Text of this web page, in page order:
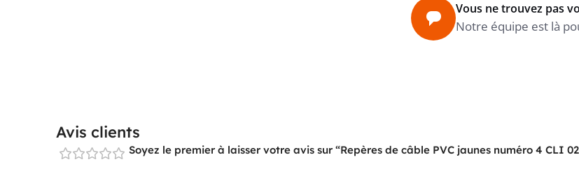
Vous ne trouvez pas
Notre équipe est là
Avis clients
Soyez le premier à laisser votre avis sur “Repères de câble PVC jaunes numéro 4 CLI